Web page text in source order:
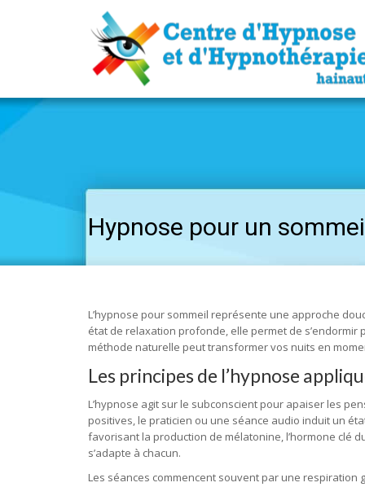
Hypnose pour un
L’hypnose pour sommeil représente une approche
état de relaxation profonde, elle permet de s’endormir
méthode naturelle peut transformer vos nuits en
Les principes de l’hypnose
L’hypnose agit sur le subconscient pour apaiser les
positives, le praticien ou une séance audio induit un
favorisant la production de mélatonine, l’hormone clé
s’adapte à chacun.
Les séances commencent souvent par une respiration